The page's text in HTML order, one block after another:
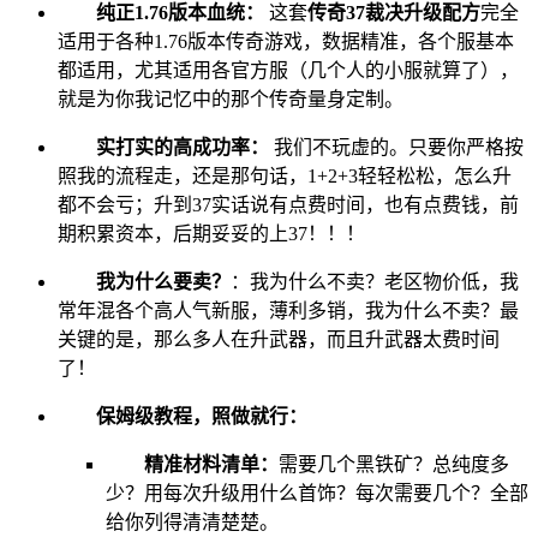
纯正1.76版本血统： 这套传奇37裁决升级配方完全
适用于各种1.76版本传奇游戏，数据精准，各个服基本
都适用，尤其适用各官方服（几个人的小服就算了），
就是为你我记忆中的那个传奇量身定制。
实打实的高成功率：
我们不玩虚的。只要你严格按
照我的流程走，还是那句话，1+2+3轻轻松松，怎么升
都不会亏；升到37实话说有点费时间，也有点费钱，前
期积累资本，后期妥妥的上37！！！
我为什么要卖？
：我为什么不卖？老区物价低，我
常年混各个高人气新服，薄利多销，我为什么不卖？最
关键的是，那么多人在升武器，而且升武器太费时间
了！
保姆级教程，照做就行：
精准材料清单： 需要几个黑铁矿？总纯度多
少？用每次升级用什么首饰？每次需要几个？全部
给你列得清清楚楚。